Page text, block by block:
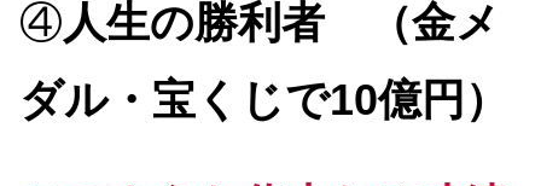
④人生の勝利者 （金メ
ダル・宝くじで10億円）